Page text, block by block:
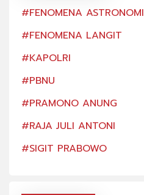
#FENOMENA ASTRONOMI
#FENOMENA LANGIT
#KAPOLRI
#PBNU
#PRAMONO ANUNG
#RAJA JULI ANTONI
#SIGIT PRABOWO